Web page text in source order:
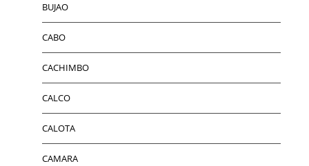
BUJAO
CABO
CACHIMBO
CALCO
CALOTA
CAMARA